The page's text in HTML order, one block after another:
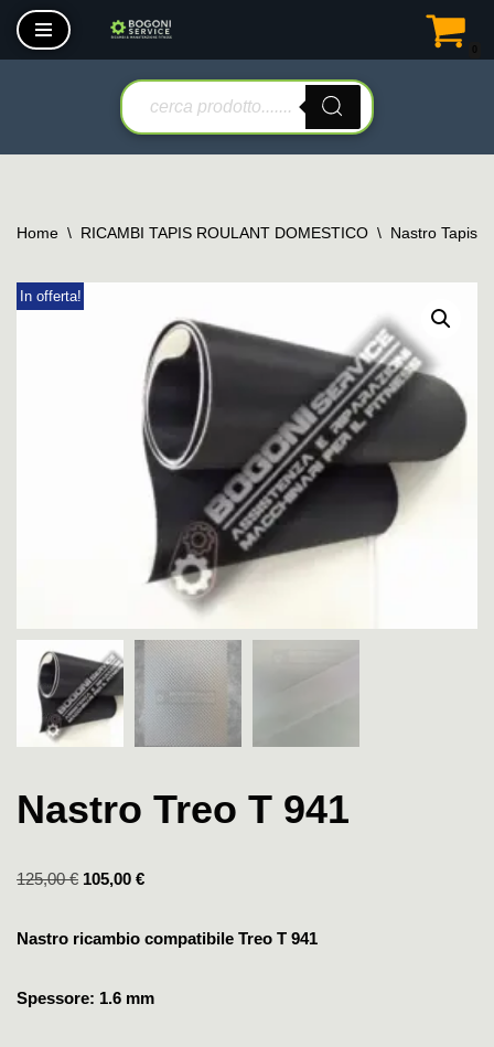
Vai
Home \ RICAMBI TAPIS ROULANT DOMESTICO \ Nastro Tapis
In offerta!
Nastro Treo T 941
125,00€ 105,00 €
Nastro ricambio compatibile Treo T 941
Spessore: 1.6 mm